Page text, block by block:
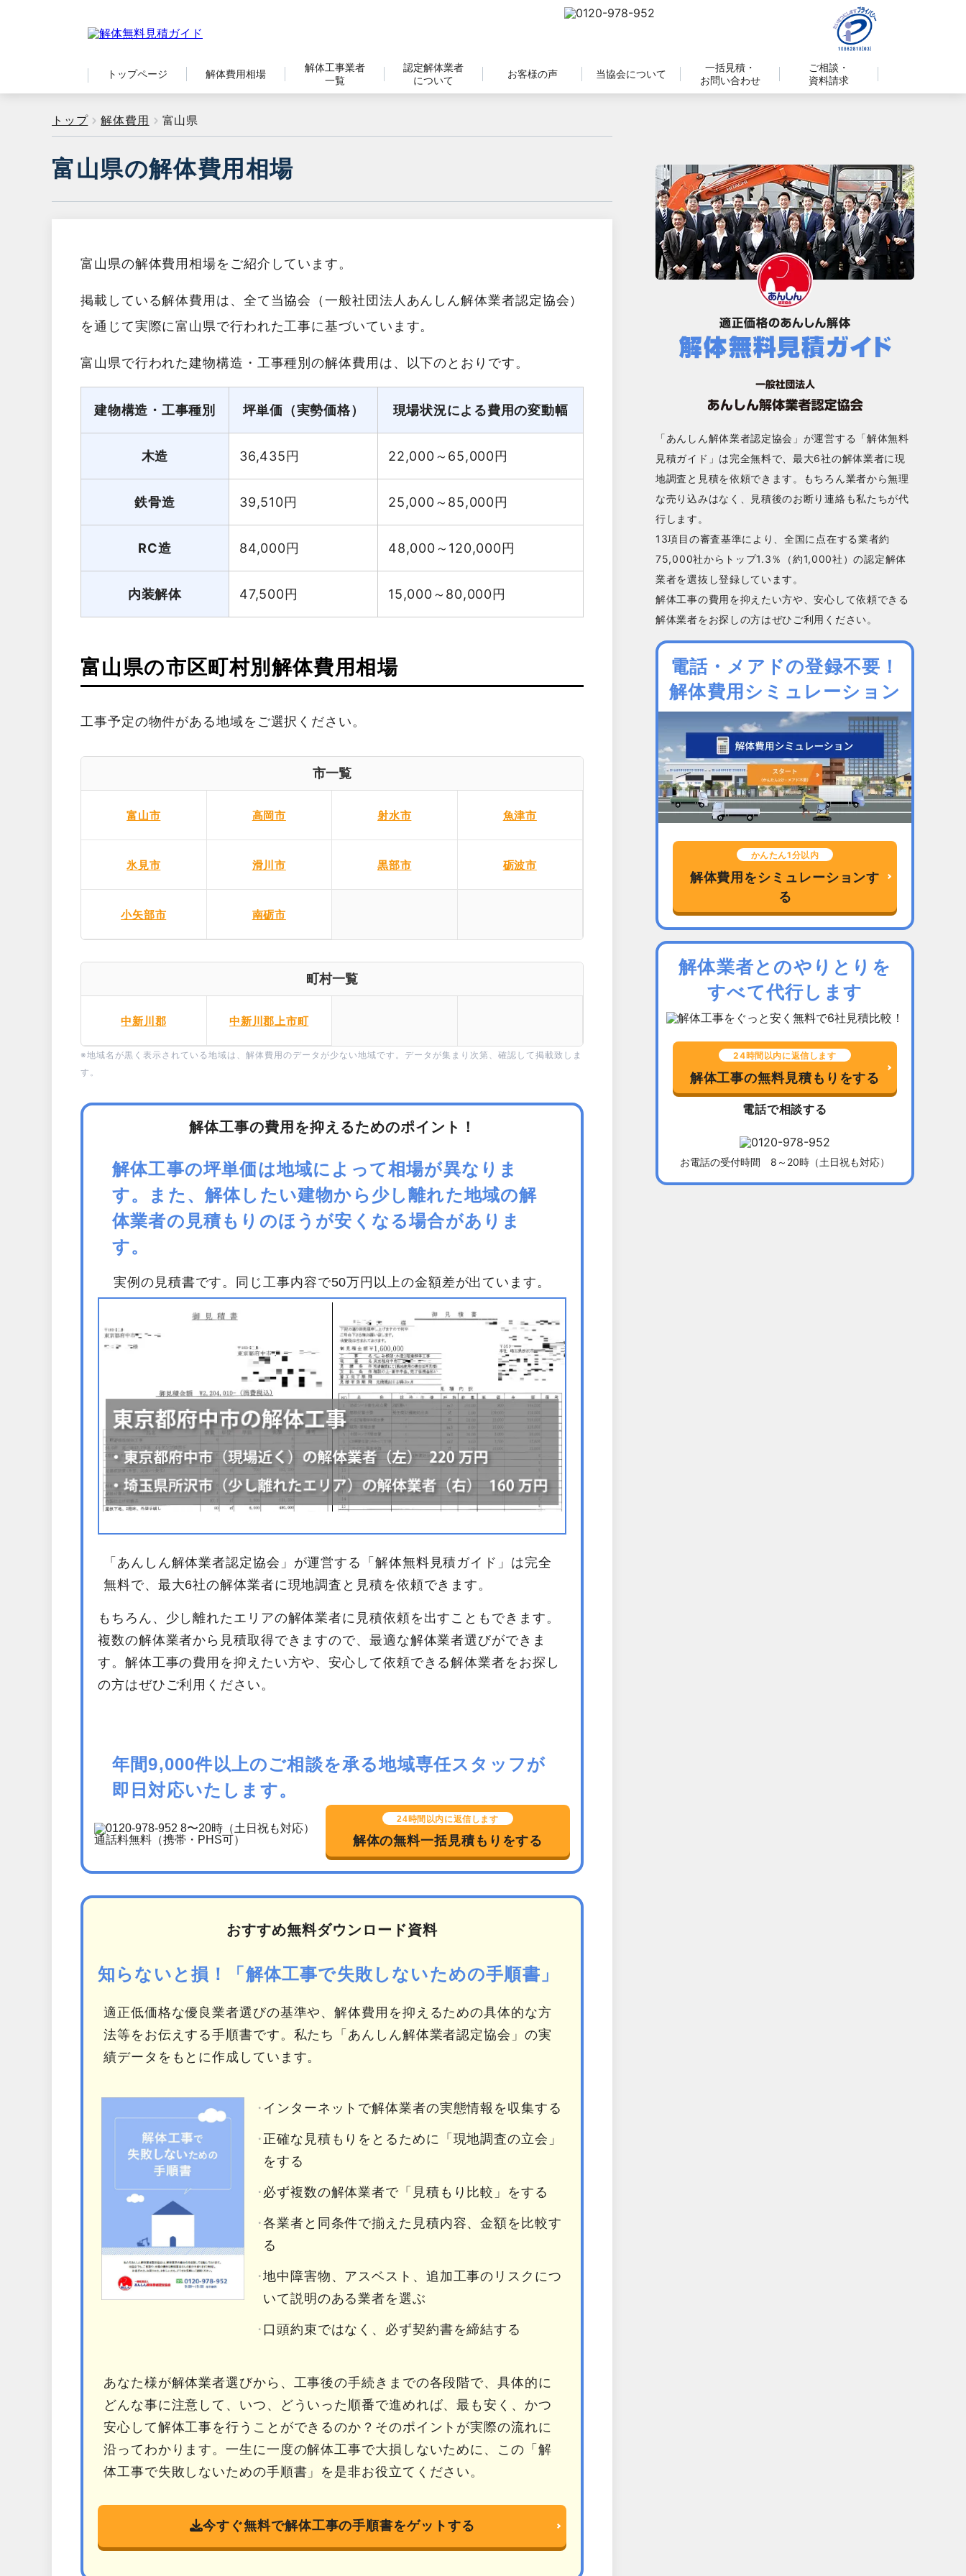
トップページ 解体費用相場
解体工事業者
一覧
認定解体業者
について
お客様の声 当協会について
一括見積・
お問い合わせ
ご相談・
資料請求
トップ 解体費用 富山県
富山県の解体費用相場
富山県の解体費用相場をご紹介しています。
掲載している解体費用は、全て当協会（一般社団法人あんしん解体業者認定協会）
を通じて実際に富山県で行われた工事に基づいています。
富山県で行われた建物構造・工事種別の解体費用は、以下のとおりです。
建物構造・工事種別 坪単価（実勢価格） 現場状況による費用の変動幅
木造 36,435円 22,000～65,000円
鉄骨造 39,510円 25,000～85,000円
RC造 84,000円 48,000～120,000円
内装解体 47,500円 15,000～80,000円
富山県の市区町村別解体費用相場
工事予定の物件がある地域をご選択ください。
市一覧
富山市 高岡市 射水市 魚津市
氷見市 滑川市 黒部市 砺波市
小矢部市 南砺市
町村一覧
中新川郡 中新川郡上市町
※地域名が黒く表示されている地域は、解体費用のデータが少ない地域です。データが集まり次第、確認して掲載致しま
す。
解体工事の費用を抑えるためのポイント！
解体工事の坪単価は地域によって相場が異なりま
す。また、解体したい建物から少し離れた地域の解
体業者の見積もりのほうが安くなる場合がありま
す。
実例の見積書です。同じ工事内容で50万円以上の金額差が出ています。
「あんしん解体業者認定協会」が運営する「解体無料見積ガイド」は完全
無料で、最大6社の解体業者に現地調査と見積を依頼できます。
もちろん、少し離れたエリアの解体業者に見積依頼を出すこともできます。
複数の解体業者から見積取得できますので、最適な解体業者選びができま
す。解体工事の費用を抑えたい方や、安心して依頼できる解体業者をお探し
の方はぜひご利用ください。
年間9,000件以上のご相談を承る地域専任スタッフが
即日対応いたします。
24時間以内に返信します
解体の無料一括見積もりをする
おすすめ無料ダウンロード資料
知らないと損！「解体工事で失敗しないための手順書」
適正低価格な優良業者選びの基準や、解体費用を抑えるための具体的な方
法等をお伝えする手順書です。私たち「あんしん解体業者認定協会」の実
績データをもとに作成しています。
インターネットで解体業者の実態情報を収集する
正確な見積もりをとるために「現地調査の立会」
をする
必ず複数の解体業者で「見積もり比較」をする
各業者と同条件で揃えた見積内容、金額を比較す
る
地中障害物、アスベスト、追加工事のリスクにつ
いて説明のある業者を選ぶ
口頭約束ではなく、必ず契約書を締結する
あなた様が解体業者選びから、工事後の手続きまでの各段階で、具体的に
どんな事に注意して、いつ、どういった順番で進めれば、最も安く、かつ
安心して解体工事を行うことができるのか？そのポイントが実際の流れに
沿ってわかります。一生に一度の解体工事で大損しないために、この「解
体工事で失敗しないための手順書」を是非お役立てください。
今すぐ無料で解体工事の手順書をゲットする
「あんしん解体業者認定協会」が運営する「解体無料
見積ガイド」は完全無料で、最大6社の解体業者に現
地調査と見積を依頼できます。もちろん業者から無理
な売り込みはなく、見積後のお断り連絡も私たちが代
行します。
13項目の審査基準により、全国に点在する業者約
75,000社からトップ1.3％（約1,000社）の認定解体
業者を選抜し登録しています。
解体工事の費用を抑えたい方や、安心して依頼できる
解体業者をお探しの方はぜひご利用ください。
電話・メアドの登録不要！
解体費用シミュレーション
かんたん1分以内
解体費用をシミュレーションす
る
解体業者とのやりとりを
すべて代行します
24時間以内に返信します
解体工事の無料見積もりをする
電話で相談する
お電話の受付時間 8～20時（土日祝も対応）